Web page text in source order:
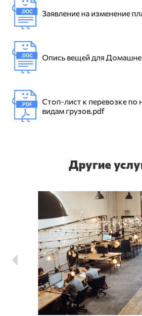
Заявление на изменение
Опись вещей для
Стоп-лист к перевозке по
видам грузов.pdf
Другие